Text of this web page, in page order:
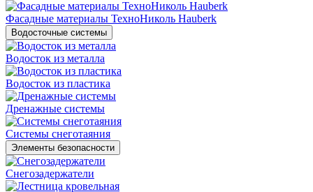
Фасадные материалы ТехноНиколь Hauberk
Водосточные системы
Водосток из металла
Водосток из пластика
Дренажные системы
Системы снеготаяния
Элементы безопасности
Снегозадержатели